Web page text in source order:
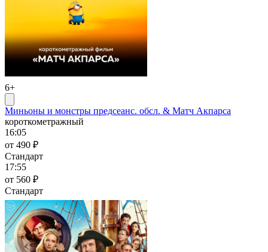
6+
Миньоны и монстры предсеанс. обсл. & Матч Акпарса
короткометражный
16:05
от 490 ₽
Стандарт
17:55
от 560 ₽
Стандарт